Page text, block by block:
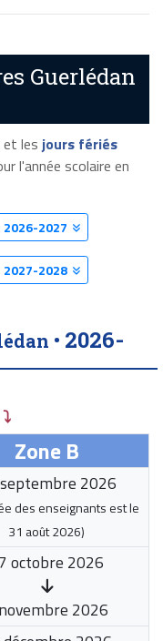
Guerlédan
et les jours fériés
l'année scolaire en
2026-2027
2027-2028
• 2026-
Zone B
septembre 2026
des enseignants est le
31 août 2026)
octobre 2026
2026